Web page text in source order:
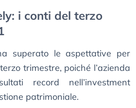
i conti del terzo
superato le aspettative per
trimestre, poiché l’azienda
record nell’investment
patrimoniale.